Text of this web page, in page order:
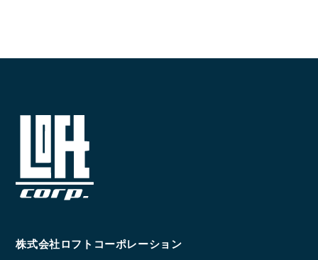
株式会社ロフトコーポレーション